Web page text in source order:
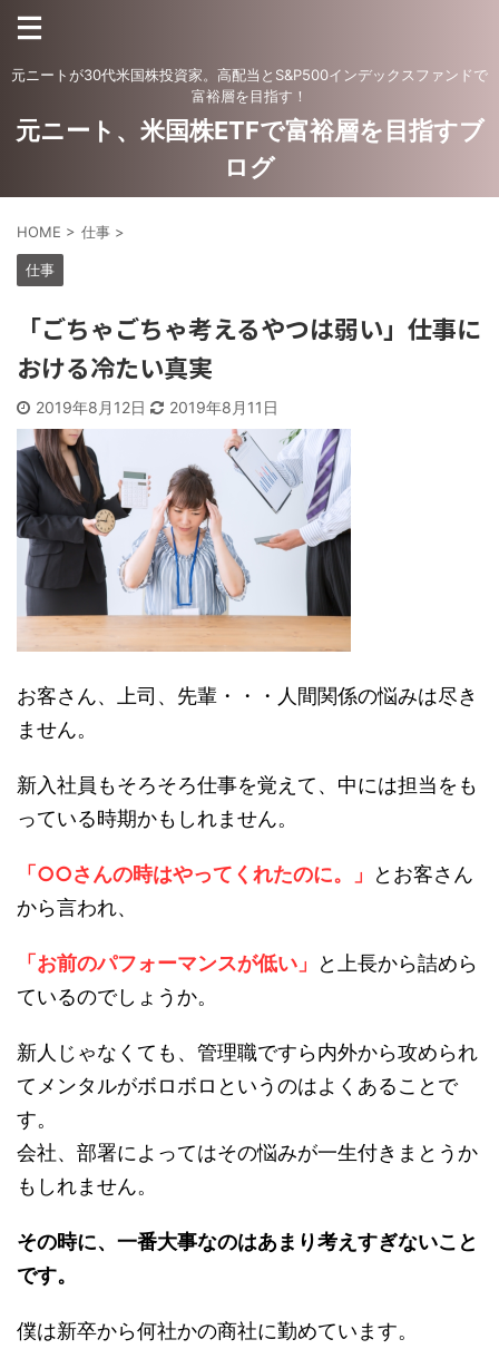
元ニートが30代米国株投資家。高配当とS&P500インデックスファンドで
富裕層を目指す！
元ニート、米国株ETFで富裕層を目指すブ
ログ
HOME > 仕事 >
仕事
「ごちゃごちゃ考えるやつは弱い」仕事に
おける冷たい真実
2019年8月12日 2019年8月11日
お客さん、上司、先輩・・・人間関係の悩みは尽き
ません。
新入社員もそろそろ仕事を覚えて、中には担当をも
っている時期かもしれません。
「○○さんの時はやってくれたのに。」
とお客さん
から言われ、
「お前のパフォーマンスが低い」
と上長から詰めら
ているのでしょうか。
新人じゃなくても、管理職ですら内外から攻められ
てメンタルがボロボロというのはよくあることで
す。
会社、部署によってはその悩みが一生付きまとうか
もしれません。
その時に、一番大事なのはあまり考えすぎないこと
です。
僕は新卒から何社かの商社に勤めています。